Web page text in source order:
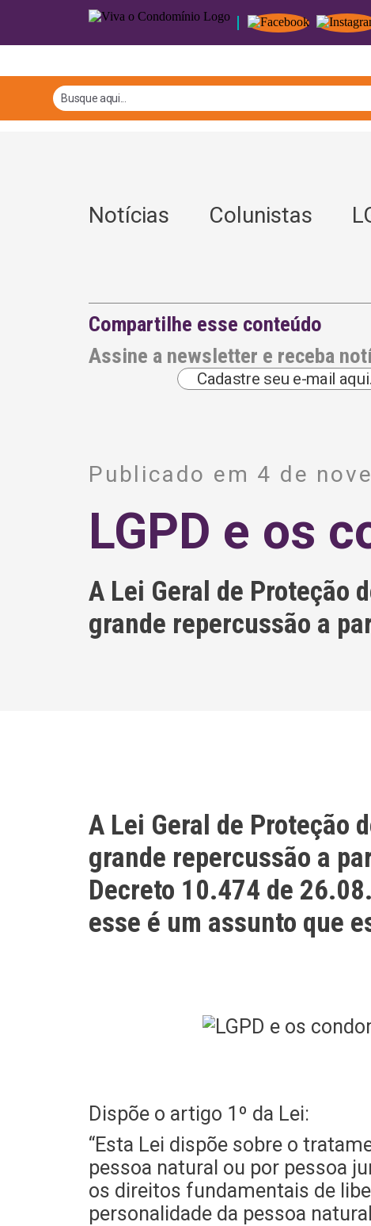
Notícias Colunistas
Compartilhe esse conteúdo
Assine a newsletter e receba
e
n
e
:
Publicado em 4 de
LGPD e os
A Lei Geral de Proteção
grande repercussão a
A Lei Geral de Proteção
grande repercussão a
Decreto 10.474 de
esse é um assunto que
Dispõe o artigo 1º da Lei:
“Esta Lei dispõe sobre o
pessoa natural ou por pessoa
os direitos fundamentais de
personalidade da pessoa